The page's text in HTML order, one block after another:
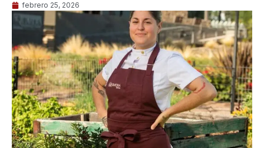
febrero 25, 2026